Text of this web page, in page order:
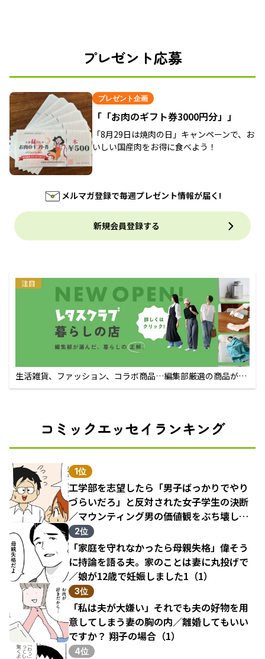
プレゼント応募
プレゼント企画
「「お肉のギフト券3000円分」」
「8月29日は焼肉の日」キャンペーンで、お
いしい国産肉をお得に食べよう！
メルマガ登録で毎週プレゼント情報が届く!
新規会員登録する
注目
生活雑貨、ファッション、コラボ商品…編集部厳選の商品が買
えるECサイト
コミックエッセイランキング
1位
工学部を志望したら「男子ばっかりでやり
づらいだろ」と反対された女子学生の決断
／マウンティング男の価値観をぶち壊した
結果（1）
2位
「家庭を守れなかったら母親失格」偉そう
に持論を語る夫。家のことは妻に丸投げで
／娘が12歳で妊娠しました1（1）
3位
「私は夫が大嫌い」それでも夫の好物を用
意してしまう妻の胸の内／離婚してもいい
ですか？ 翔子の場合（1）
4位